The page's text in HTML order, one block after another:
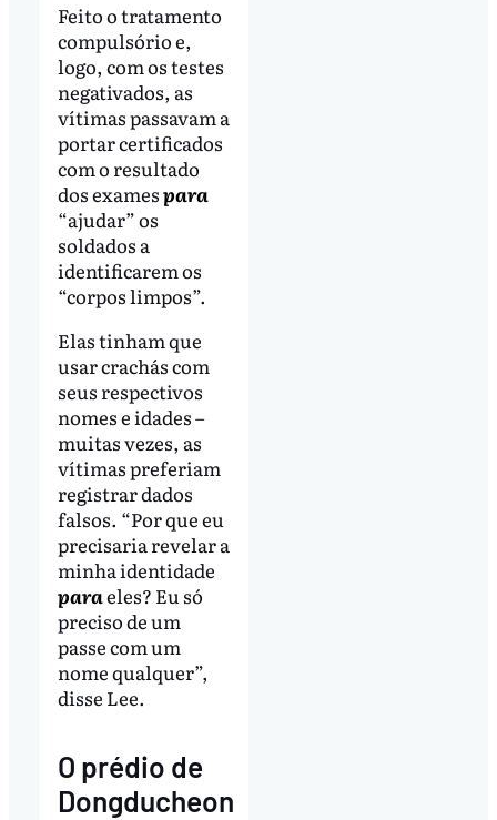
Feito o tratamento
compulsório e,
logo, com os testes
negativados, as
vítimas passavam a
portar certificados
com o resultado
dos examespara
“ajudar” os
soldados a
identificarem os
“corpos limpos”.
Elas tinham que
usar crachás com
seus respectivos
nomes e idades –
muitas vezes, as
vítimas preferiam
registrar dados
falsos. “Por que eu
precisaria revelar a
minha identidade
paraeles? Eu só
preciso de um
passe com um
nome qualquer”,
disse Lee.
O prédio de
Dongducheon